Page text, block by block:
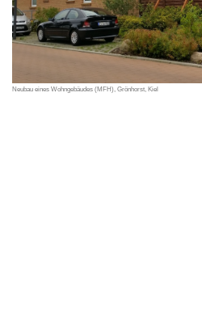
Neubau eines Wohngebäudes (MFH), Grönhorst, Kiel